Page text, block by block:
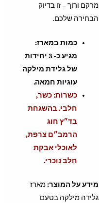
מרקם ורוך – זו בדיוק
הבחירה שלכם.
כמות במארז:
מגיע כ- 3 יחידות
של גלידת מילקה
עוגיות חמאה.
כשרות: כשר,
חלבי. בהשגחת
בד״ץ חוג
הרמב״ם צרפת,
לאוכלי אבקת
חלב נוכרי.
מידע על המוצר:מארז
גלידה מילקה בטעם